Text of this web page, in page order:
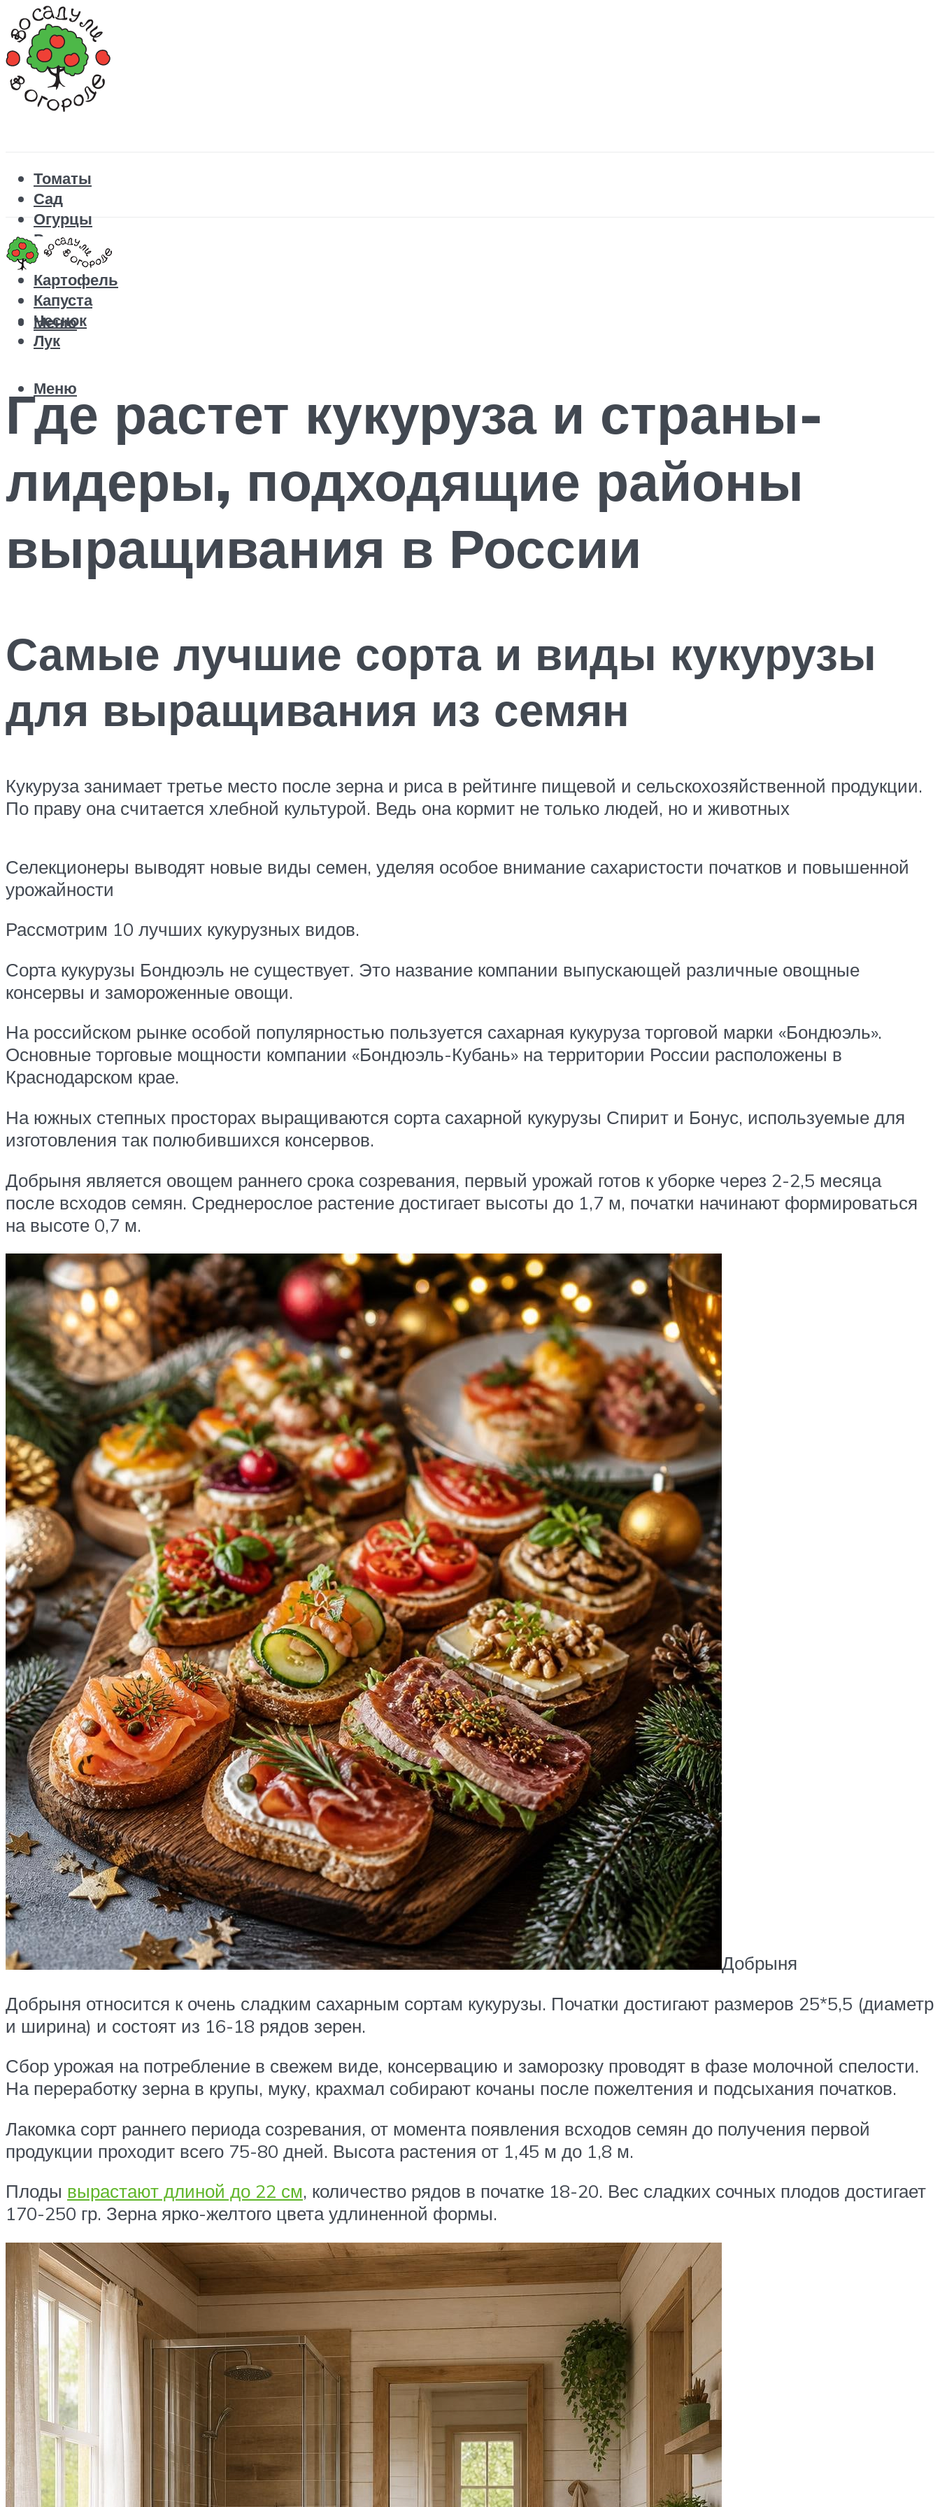
Томаты
Сад
Огурцы
Рецепты
Перец
Картофель
Капуста
Чеснок
Лук
Меню
Меню
Где растет кукуруза и страны-
лидеры, подходящие районы
выращивания в России
Самые лучшие сорта и виды кукурузы
для выращивания из семян
Кукуруза занимает третье место после зерна и риса в рейтинге пищевой и сельскохозяйственной продукции.
По праву она считается хлебной культурой. Ведь она кормит не только людей, но и животных
Селекционеры выводят новые виды семен, уделяя особое внимание сахаристости початков и повышенной
урожайности
Рассмотрим 10 лучших кукурузных видов.
Сорта кукурузы Бондюэль не существует. Это название компании выпускающей различные овощные
консервы и замороженные овощи.
На российском рынке особой популярностью пользуется сахарная кукуруза торговой марки «Бондюэль».
Основные торговые мощности компании «Бондюэль-Кубань» на территории России расположены в
Краснодарском крае.
На южных степных просторах выращиваются сорта сахарной кукурузы Спирит и Бонус, используемые для
изготовления так полюбившихся консервов.
Добрыня является овощем раннего срока созревания, первый урожай готов к уборке через 2-2,5 месяца
после всходов семян. Среднерослое растение достигает высоты до 1,7 м, початки начинают формироваться
на высоте 0,7 м.
Добрыня
Добрыня относится к очень сладким сахарным сортам кукурузы. Початки достигают размеров 25*5,5 (диаметр
и ширина) и состоят из 16-18 рядов зерен.
Сбор урожая на потребление в свежем виде, консервацию и заморозку проводят в фазе молочной спелости.
На переработку зерна в крупы, муку, крахмал собирают кочаны после пожелтения и подсыхания початков.
Лакомка сорт раннего периода созревания, от момента появления всходов семян до получения первой
продукции проходит всего 75-80 дней. Высота растения от 1,45 м до 1,8 м.
Плоды вырастают длиной до 22 см, количество рядов в початке 18-20. Вес сладких сочных плодов достигает
170-250 гр. Зерна ярко-желтого цвета удлиненной формы.